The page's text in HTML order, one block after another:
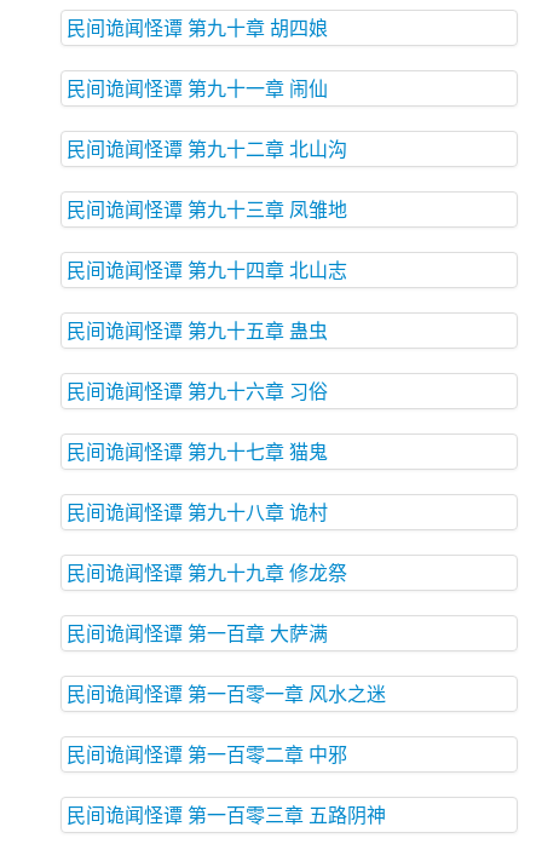
民间诡闻怪谭 第九十章 胡四娘
民间诡闻怪谭 第九十一章 闹仙
民间诡闻怪谭 第九十二章 北山沟
民间诡闻怪谭 第九十三章 凤雏地
民间诡闻怪谭 第九十四章 北山志
民间诡闻怪谭 第九十五章 蛊虫
民间诡闻怪谭 第九十六章 习俗
民间诡闻怪谭 第九十七章 猫鬼
民间诡闻怪谭 第九十八章 诡村
民间诡闻怪谭 第九十九章 修龙祭
民间诡闻怪谭 第一百章 大萨满
民间诡闻怪谭 第一百零一章 风水之迷
民间诡闻怪谭 第一百零二章 中邪
民间诡闻怪谭 第一百零三章 五路阴神